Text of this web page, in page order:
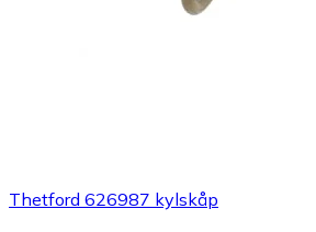
Thetford 626987 kylskåp